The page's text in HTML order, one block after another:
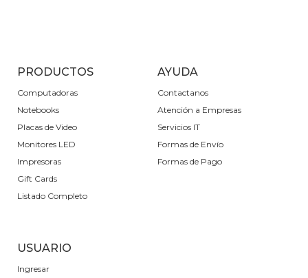
PRODUCTOS
Computadoras
Notebooks
Placas de Video
Monitores LED
Impresoras
Gift Cards
Listado Completo
AYUDA
Contactanos
Atención a Empresas
Servicios IT
Formas de Envío
Formas de Pago
USUARIO
Ingresar